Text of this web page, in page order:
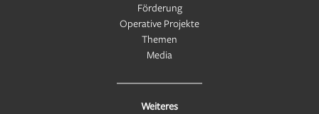
Förderung
Operative Projekte
Themen
Media
Weiteres